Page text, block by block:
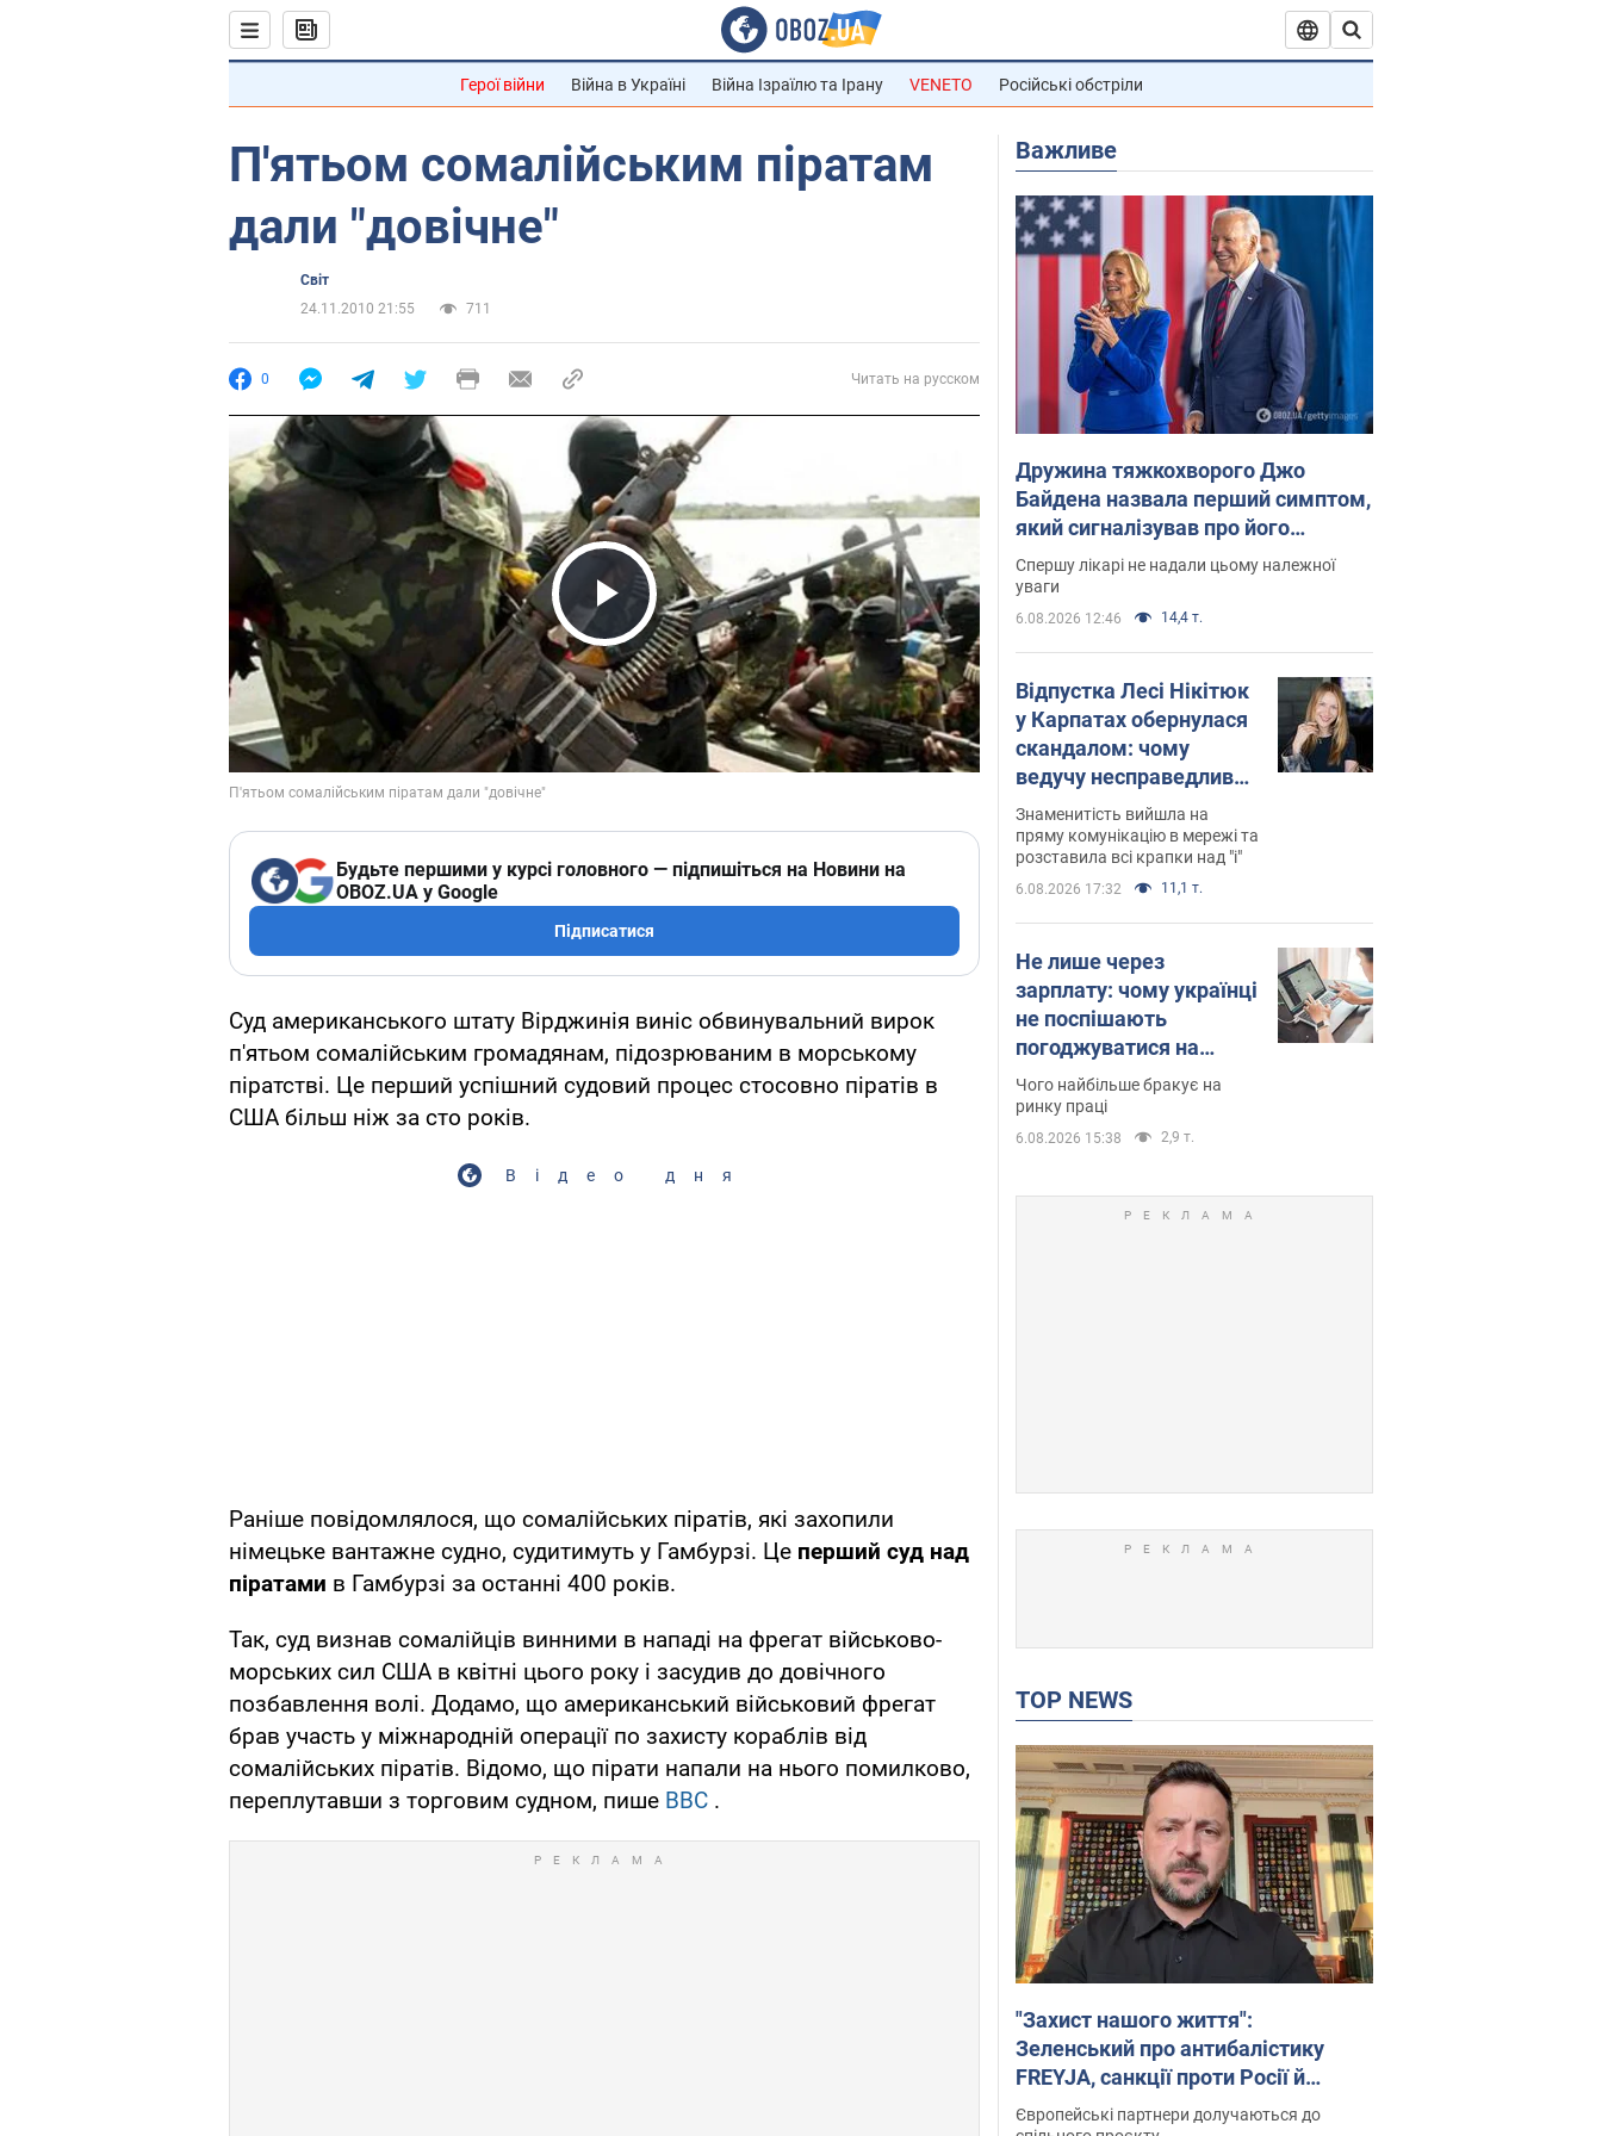
Герої війни Війна в Україні Війна Ізраїлю та Ірану VENETO Російські обстріли
П'ятьом сомалійським піратам
дали "довічне"
Світ
24.11.2010 21:55
711
0 Читать на русском
Play Video
Будьте першими у курсі головного — підпишіться на Новини на
OBOZ.UA у Google
Підписатися
Суд американського штату Вірджинія виніс обвинувальний вирок
п'ятьом сомалійським громадянам, підозрюваним в морському
піратстві. Це перший успішний судовий процес стосовно піратів в
США більш ніж за сто років.
Відео дня
Раніше повідомлялося, що сомалійських піратів, які захопили
німецьке вантажне судно, судитимуть у Гамбурзі. Це перший суд над
піратами в Гамбурзі за останні 400 років.
Так, суд визнав сомалійців винними в нападі на фрегат військово-
морських сил США в квітні цього року і засудив до довічного
позбавлення волі. Додамо, що американський військовий фрегат
брав участь у міжнародній операції по захисту кораблів від
сомалійських піратів. Відомо, що пірати напали на нього помилково,
переплутавши з торговим судном, пише BBC .
Важливе
Дружина тяжкохворого Джо
Байдена назвала перший симптом,
який сигналізував про його
"агресивний" рак
Спершу лікарі не надали цьому належної
уваги
6.08.2026 12:46 14,4 т.
Відпустка Лесі Нікітюк
у Карпатах обернулася
скандалом: чому
ведучу несправедливо
захейтили
Знаменитість вийшла на
пряму комунікацію в мережі та
розставила всі крапки над "і"
6.08.2026 17:32 11,1 т.
Не лише через
зарплату: чому українці
не поспішають
погоджуватися на
вакансії
Чого найбільше бракує на
ринку праці
6.08.2026 15:38 2,9 т.
TOP NEWS
"Захист нашого життя":
Зеленський про антибалістику
FREYJA, санкції проти Росії й
підтримку аграріїв. Відео
Європейські партнери долучаються до